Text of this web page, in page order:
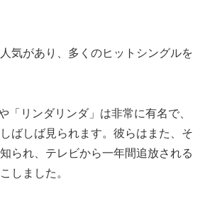
気があり、多くのヒットシングルを
「リンダリンダ」は非常に有名で、
ばしば見られます。彼らはまた、そ
られ、テレビから一年間追放される
しました。